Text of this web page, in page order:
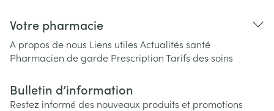
Votre pharmacie
A propos de nous Liens utiles Actualités santé
Pharmacien de garde PrescriptionTarifs des soins
Bulletin d’information
Restez informé des nouveaux produits et promotions